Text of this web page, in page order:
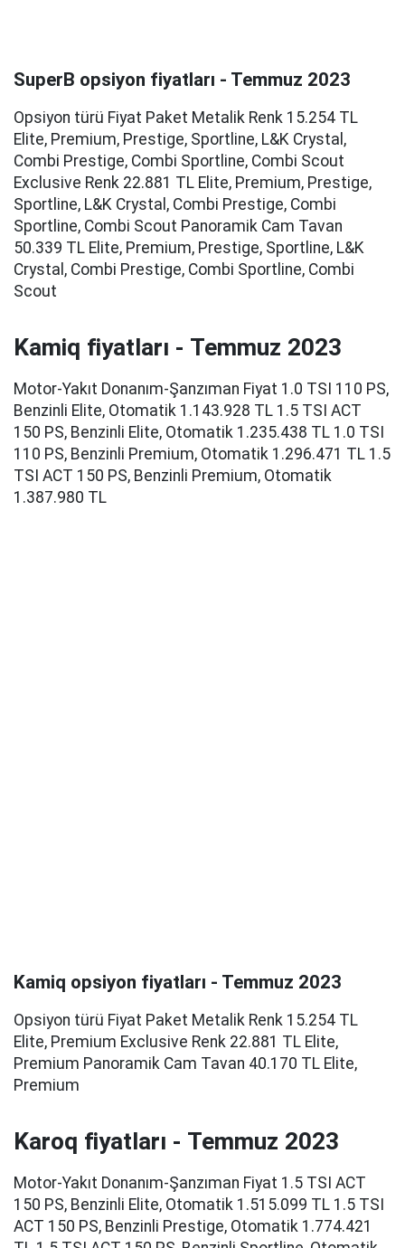
SuperB opsiyon fiyatları - Temmuz 2023
Opsiyon türü Fiyat Paket Metalik Renk 15.254 TL
Elite, Premium, Prestige, Sportline, L&K Crystal,
Combi Prestige, Combi Sportline, Combi Scout
Exclusive Renk 22.881 TL Elite, Premium, Prestige,
Sportline, L&K Crystal, Combi Prestige, Combi
Sportline, Combi Scout Panoramik Cam Tavan
50.339 TL Elite, Premium, Prestige, Sportline, L&K
Crystal, Combi Prestige, Combi Sportline, Combi
Scout
Kamiq fiyatları - Temmuz 2023
Motor-Yakıt Donanım-Şanzıman Fiyat 1.0 TSI 110 PS,
Benzinli Elite, Otomatik 1.143.928 TL 1.5 TSI ACT
150 PS, Benzinli Elite, Otomatik 1.235.438 TL 1.0 TSI
110 PS, Benzinli Premium, Otomatik 1.296.471 TL 1.5
TSI ACT 150 PS, Benzinli Premium, Otomatik
1.387.980 TL
Kamiq opsiyon fiyatları - Temmuz 2023
Opsiyon türü Fiyat Paket Metalik Renk 15.254 TL
Elite, Premium Exclusive Renk 22.881 TL Elite,
Premium Panoramik Cam Tavan 40.170 TL Elite,
Premium
Karoq fiyatları - Temmuz 2023
Motor-Yakıt Donanım-Şanzıman Fiyat 1.5 TSI ACT
150 PS, Benzinli Elite, Otomatik 1.515.099 TL 1.5 TSI
ACT 150 PS, Benzinli Prestige, Otomatik 1.774.421